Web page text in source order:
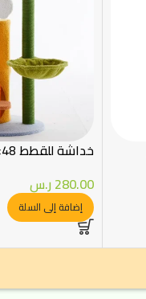
خداشة للقطط 48×58×120 سم
280.00ر.س
إضافة إلى السلة